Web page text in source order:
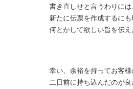
書き直しせと言うわりには
新たに伝票を作成するに
何とかして欲しい旨を伝え
幸い、余裕を持ってお客
二日前に持ち込んだのが良